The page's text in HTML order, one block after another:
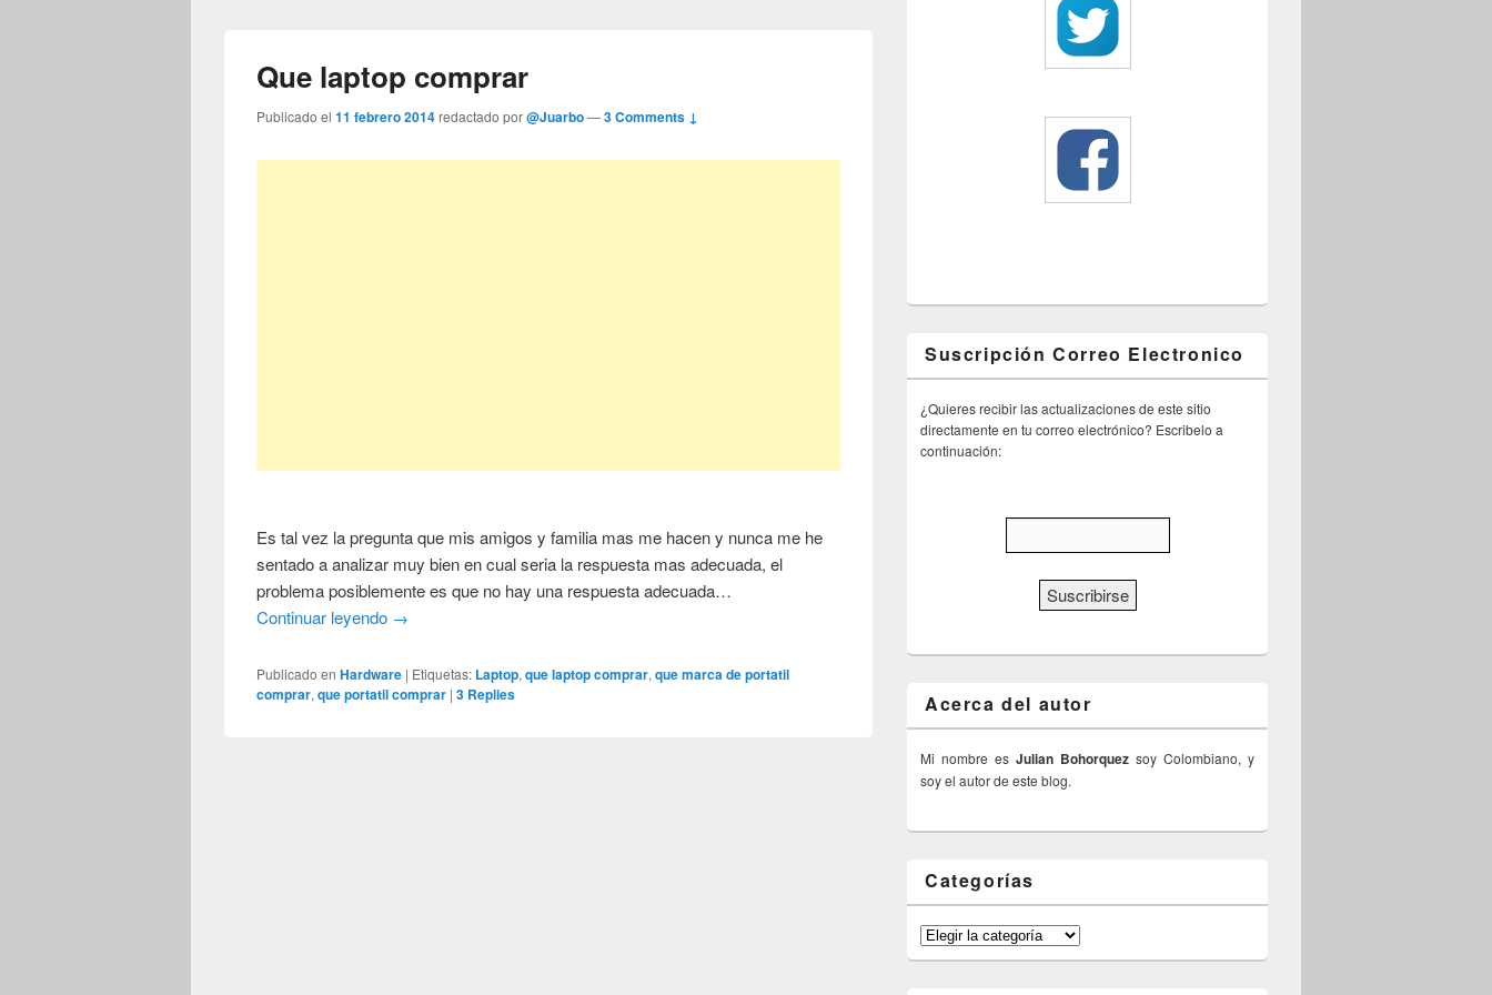
Que laptop comprar
Publicado el11 febrero 2014redactado por@Juarbo—3 Comments ↓
Es tal vez la pregunta que mis amigos y familia mas me hacen y nunca me he
sentado a analizar muy bien en cual seria la respuesta mas adecuada, el
problema posiblemente es que no hay una respuesta adecuada…
Continuar leyendo →
Publicado en Hardware | Etiquetas: Laptop,que laptop comprar,que marca de portatil
comprar,que portatil comprar |3 Replies
Suscripción Correo Electronico
¿Quieres recibir las actualizaciones de este sitio
directamente en tu correo electrónico? Escribelo a
continuación:
Acerca del autor
Mi nombre es Julian Bohorquez soy Colombiano, y
soy el autor de este blog.
Categorías
Categorías